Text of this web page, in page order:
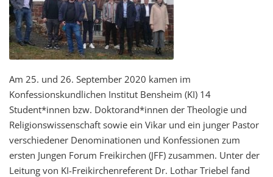
Am 25. und 26. September 2020 kamen im
Konfessionskundlichen Institut Bensheim (KI) 14
Student*innen bzw. Doktorand*innen der Theologie und
Religionswissenschaft sowie ein Vikar und ein junger Pastor
verschiedener Denominationen und Konfessionen zum
ersten Jungen Forum Freikirchen (JFF) zusammen. Unter der
Leitung von KI-Freikirchenreferent Dr. Lothar Triebel fand